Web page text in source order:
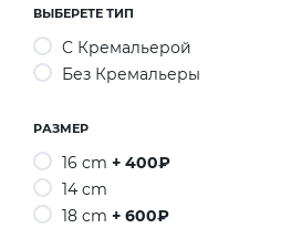
ВЫБЕРЕТЕ ТИП
C Кремальерой
Без Кремальеры
РАЗМЕР
16 cm + 400₽
14 cm
18 cm + 600₽